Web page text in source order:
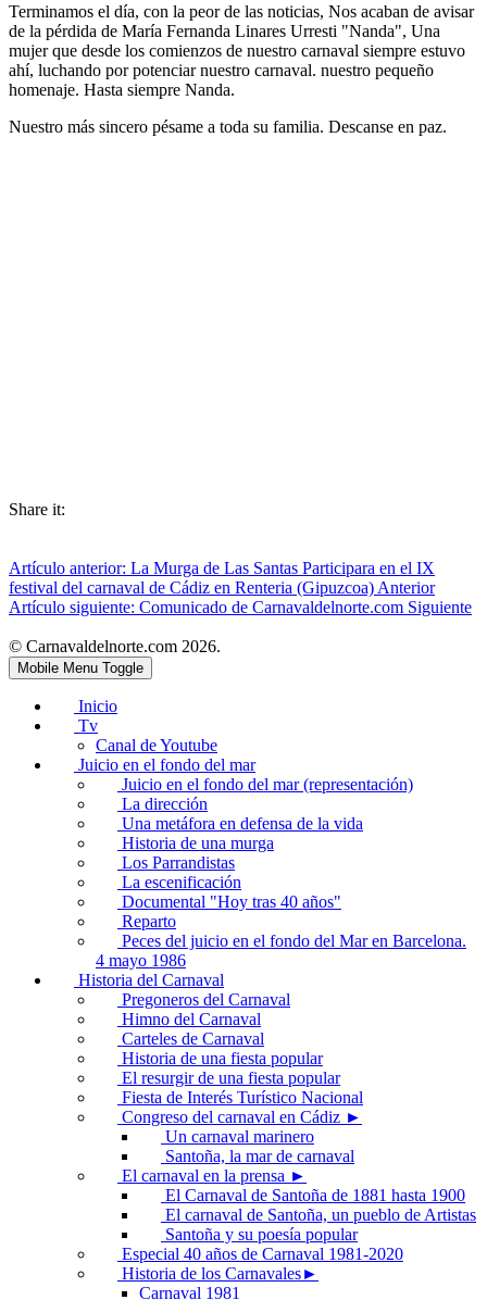
Terminamos el día, con la peor de las noticias, Nos acaban de avisar
de la pérdida de María Fernanda Linares Urresti "Nanda", Una
mujer que desde los comienzos de nuestro carnaval siempre estuvo
ahí, luchando por potenciar nuestro carnaval. nuestro pequeño
homenaje. Hasta siempre Nanda.
Nuestro más sincero pésame a toda su familia. Descanse en paz.
Share it:
Artículo anterior: La Murga de Las Santas Participara en el IX
festival del carnaval de Cádiz en Renteria (Gipuzcoa) Anterior
Artículo siguiente: Comunicado de Carnavaldelnorte.com Siguiente
© Carnavaldelnorte.com 2026.
Mobile Menu Toggle
Inicio
Tv
Canal de Youtube
Juicio en el fondo del mar
Juicio en el fondo del mar (representación)
La dirección
Una metáfora en defensa de la vida
Historia de una murga
Los Parrandistas
La escenificación
Documental "Hoy tras 40 años"
Reparto
Peces del juicio en el fondo del Mar en Barcelona.
4 mayo 1986
Historia del Carnaval
Pregoneros del Carnaval
Himno del Carnaval
Carteles de Carnaval
Historia de una fiesta popular
El resurgir de una fiesta popular
Fiesta de Interés Turístico Nacional
Congreso del carnaval en Cádiz ►
Un carnaval marinero
Santoña, la mar de carnaval
El carnaval en la prensa ►
El Carnaval de Santoña de 1881 hasta 1900
El carnaval de Santoña, un pueblo de Artistas
Santoña y su poesía popular
Especial 40 años de Carnaval 1981-2020
Historia de los Carnavales►
Carnaval 1981